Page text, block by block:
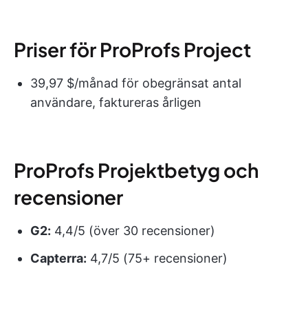
Priser för ProProfs Project
39,97 $/månad för obegränsat antal
användare, faktureras årligen
ProProfs Projektbetyg och
recensioner
G2: 4,4/5 (över 30 recensioner)
Capterra: 4,7/5 (75+ recensioner)